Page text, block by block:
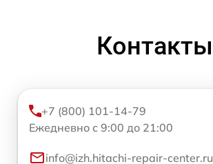
Контакты
+7 (800) 101-14-79
Ежедневно с 9:00 до 21:00
info@izh.hitachi-repair-center.ru